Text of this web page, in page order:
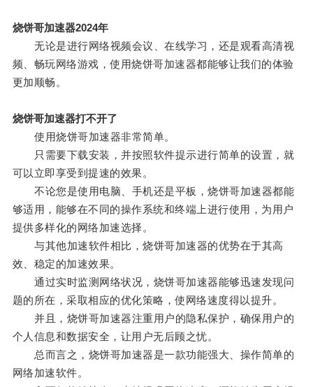
烧饼哥加速器2024年
无论是进行网络视频会议、在线学习，还是观看高清视
频、畅玩网络游戏，使用烧饼哥加速器都能够让我们的体验
更加顺畅。
烧饼哥加速器打不开了
使用烧饼哥加速器非常简单。
只需要下载安装，并按照软件提示进行简单的设置，就
可以立即享受到提速的效果。
不论您是使用电脑、手机还是平板，烧饼哥加速器都能
够适用，能够在不同的操作系统和终端上进行使用，为用户
提供多样化的网络加速选择。
与其他加速软件相比，烧饼哥加速器的优势在于其高
效、稳定的加速效果。
通过实时监测网络状况，烧饼哥加速器能够迅速发现问
题的所在，采取相应的优化策略，使网络速度得以提升。
并且，烧饼哥加速器注重用户的隐私保护，确保用户的
个人信息和数据安全，让用户无后顾之忧。
总而言之，烧饼哥加速器是一款功能强大、操作简单的
网络加速软件。